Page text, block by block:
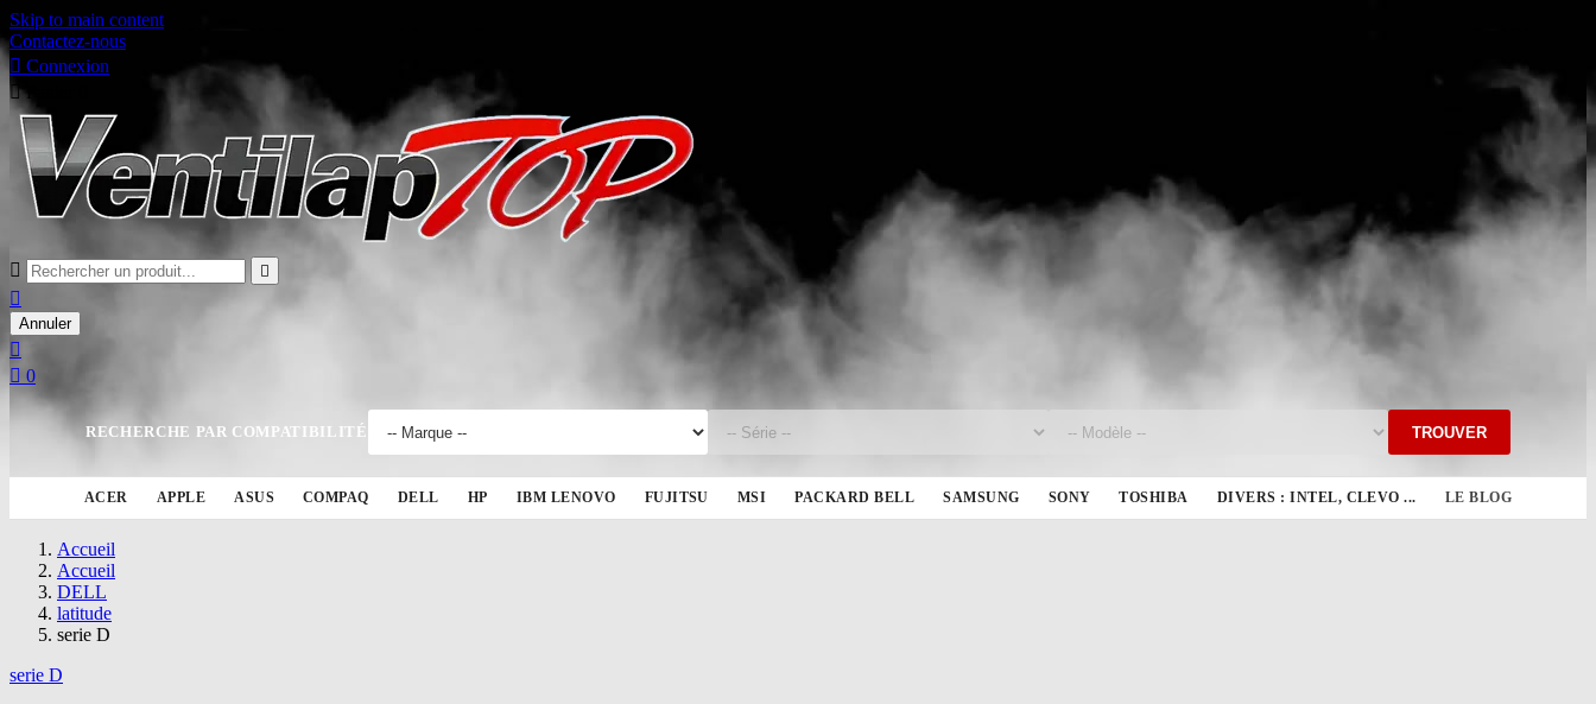
Skip to main content
Contactez-nous
 Connexion
 Panier
 

Annuler

 0
RECHERCHE PAR COMPATIBILITÉ TROUVER
ACER APPLE ASUS COMPAQ DELL HP IBM LENOVO FUJITSU MSI PACKARD BELL SAMSUNG SONY TOSHIBA DIVERS : INTEL, CLEVO ... LE BLOG
Accueil
Accueil
DELL
latitude
serie D
serie D